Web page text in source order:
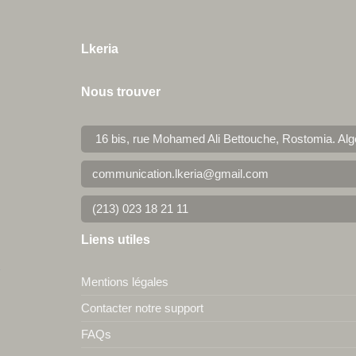
Lkeria
Nous trouver
16 bis, rue Mohamed Ali Bettouche, Rostomia.
communication.lkeria@gmail.com
(213) 023 18 21 11
Liens utiles
Mentions légales
Contacter notre support
FAQs